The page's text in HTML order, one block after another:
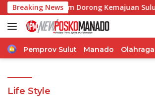
Langsung
ke
konten
Breaking News
Pangdam Dorong Kemajuan Sulut
Home
Pemprov Sulut Manado Olahraga
Life Style